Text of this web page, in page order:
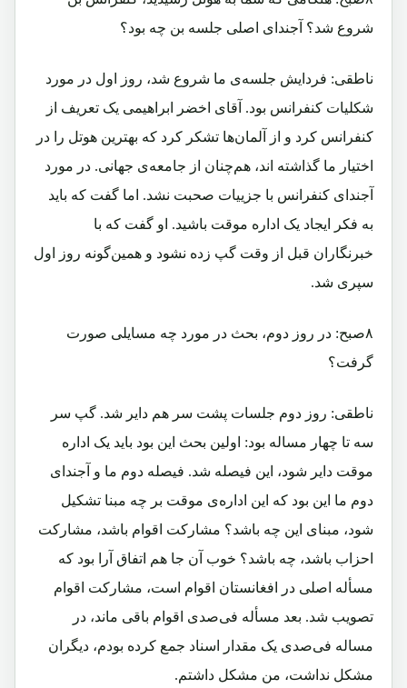
شروع شد؟ آجندای اصلی جلسه بن چه بود؟
ناطقی: فردایش جلسه‌ی ما شروع شد، روز اول در مورد
شکلیات کنفرانس بود. آقای اخضر ابراهیمی یک تعریف از
کنفرانس کرد و از آلمان‌ها تشکر کرد که بهترین هوتل را در
اختیار ما گذاشته اند، هم‌چنان از جامعه‌ی جهانی. در مورد
آجندای کنفرانس با جزییات صحبت نشد. اما گفت که باید
به فکر ایجاد یک اداره موقت باشید. او گفت که با
خبرنگاران قبل از وقت گپ زده نشود و همین‌گونه روز اول
سپری شد.
۸صبح: در روز دوم، بحث در مورد چه مسایلی صورت
گرفت؟
ناطقی: روز دوم جلسات پشت سر هم دایر شد. گپ سر
سه تا چهار مساله بود: اولین بحث این بود باید یک اداره
موقت دایر شود، این فیصله شد. فیصله دوم ما و آجندای
دوم ما این بود که این اداره‌ی موقت بر چه مبنا تشکیل
شود، مبنای این چه باشد؟ مشارکت اقوام باشد، مشارکت
احزاب باشد، چه باشد؟ خوب آن جا هم اتفاق آرا بود که
مسأله اصلی در افغانستان اقوام است، مشارکت اقوام
تصویب شد. بعد مسأله فی‌صدی اقوام باقی ماند، در
مساله فی‌صدی یک مقدار اسناد جمع کرده بودم، دیگران
مشکل نداشت، من مشکل داشتم.